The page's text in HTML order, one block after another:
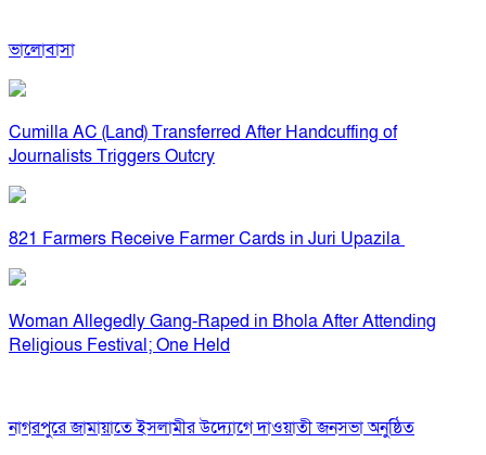
ভালোবাসা
Cumilla AC (Land) Transferred After Handcuffing of
Journalists Triggers Outcry
821 Farmers Receive Farmer Cards in Juri Upazila
Woman Allegedly Gang-Raped in Bhola After Attending
Religious Festival; One Held
নাগরপুরে জামায়াতে ইসলামীর উদ্যোগে দাওয়াতী জনসভা অনুষ্ঠিত